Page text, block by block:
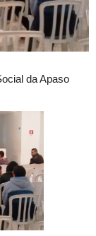
da Apaso